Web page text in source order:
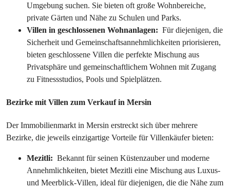
Umgebung suchen. Sie bieten oft große Wohnbereiche,
private Gärten und Nähe zu Schulen und Parks.
Villen in geschlossenen Wohnanlagen: Für diejenigen, die
Sicherheit und Gemeinschaftsannehmlichkeiten priorisieren,
bieten geschlossene Villen die perfekte Mischung aus
Privatsphäre und gemeinschaftlichem Wohnen mit Zugang
zu Fitnessstudios, Pools und Spielplätzen.
Bezirke mit Villen zum Verkauf in Mersin
Der Immobilienmarkt in Mersin erstreckt sich über mehrere
Bezirke, die jeweils einzigartige Vorteile für Villenkäufer bieten:
Mezitli: Bekannt für seinen Küstenzauber und moderne
Annehmlichkeiten, bietet Mezitli eine Mischung aus Luxus-
und Meerblick-Villen, ideal für diejenigen, die die Nähe zum